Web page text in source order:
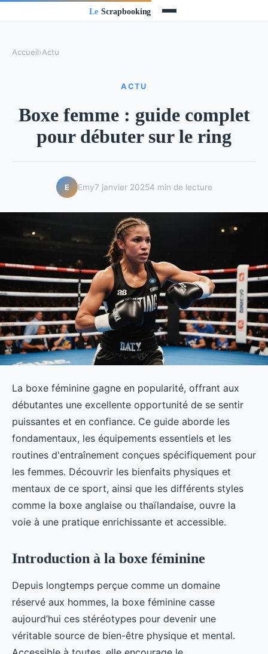
Accueil›Actu
ACTU
Boxe femme : guide complet
pour débuter sur le ring
E Emy7 janvier 20254 min de lecture
La boxe féminine gagne en popularité, offrant aux
débutantes une excellente opportunité de se sentir
puissantes et en confiance. Ce guide aborde les
fondamentaux, les équipements essentiels et les
routines d'entraînement conçues spécifiquement pour
les femmes. Découvrir les bienfaits physiques et
mentaux de ce sport, ainsi que les différents styles
comme la boxe anglaise ou thaïlandaise, ouvre la
voie à une pratique enrichissante et accessible.
Introduction à la boxe féminine
Depuis longtemps perçue comme un domaine
réservé aux hommes, la boxe féminine casse
aujourd’hui ces stéréotypes pour devenir une
véritable source de bien-être physique et mental.